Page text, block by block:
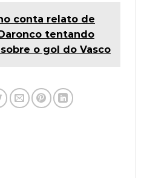
conta relato de
tentando
o gol do Vasco